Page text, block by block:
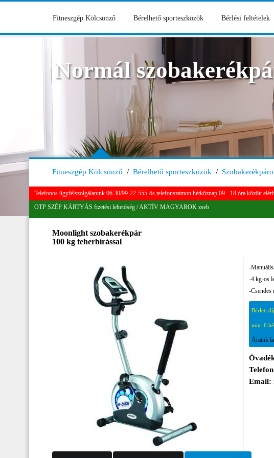
Fitneszgép Kölcsönző Bérelhető sporteszközök Bérlési feltételek
Normál
Fitneszgép Kölcsönző / Bérelhető sporteszközök /
Telefonos ügyfélszolgálatunk 06 30/99-22-555-ös telefonszámon hétköznap 09 - 18 óra között
OTP SZÉP KÁRTYÁS fizetési lehetőség / AKTÍV MAGYAROK zseb
Moonlight szobakerékpár
100 kg teherbírással
-
-4 kg-os
-Csendes
Bérleti
min. 6
Áraink
Email: